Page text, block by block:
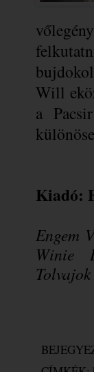
Will
a
Kiadó:
Engem
Winie